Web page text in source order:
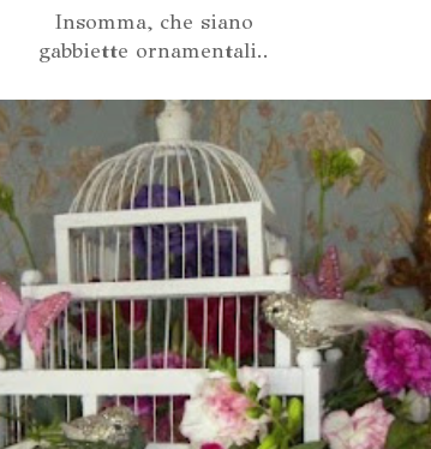
Insomma, che siano
gabbiette ornamentali..